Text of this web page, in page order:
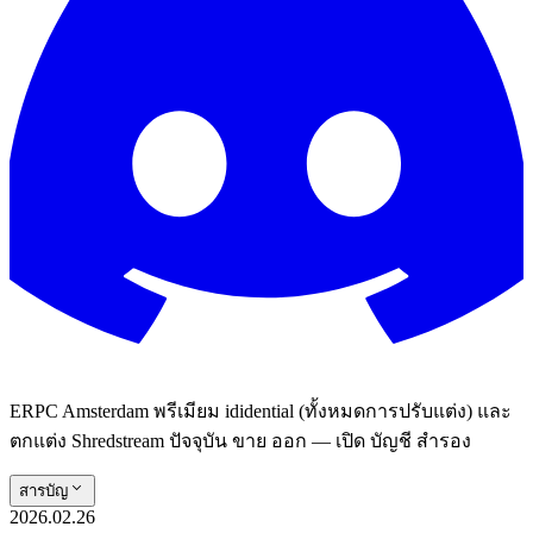
ERPC Amsterdam พรีเมียม ididential (ทั้งหมดการปรับแต่ง) และ
ตกแต่ง Shredstream ปัจจุบัน ขาย ออก — เปิด บัญชี สํารอง
สารบัญ
2026.02.26